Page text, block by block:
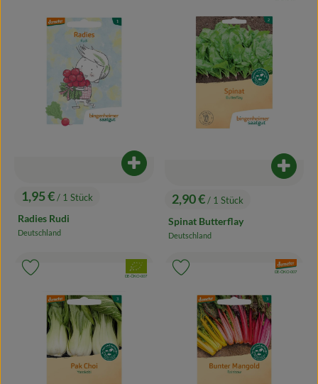
, Preis:
1,95 €/ 1 Stück
Radies Rudi
, Herkunft:
Deutschland
Produkt zum Warenkorb hinzufügen
, Preis:
2,90 €/ 1 Stück
Spinat Butterflay
, Herkunft:
Deutschland
, Verband:
, Kontrollstelle:
DE-ÖKO-007
Produkt zu Favouriten hinzufügen
, Verband:
, Kontrollstelle:
DE-ÖKO-007
Produkt zu Favouriten hinzufügen